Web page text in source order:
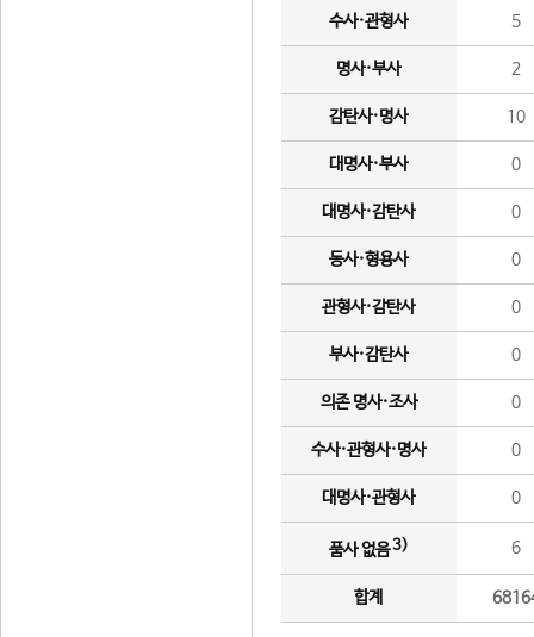
수사·관형사 5
명사·부사 2
감탄사·명사 10
대명사·부사 0
대명사·감탄사 0
동사·형용사 0
관형사·감탄사 0
부사·감탄사 0
의존 명사·조사 0
수사·관형사·명사 0
대명사·관형사 0
품사 없음3) 6
합계